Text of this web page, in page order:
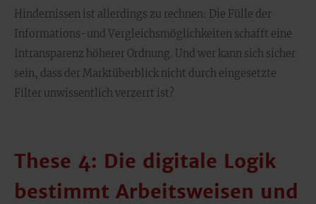
Hindernissen ist allerdings zu rechnen: Die Fülle der
Informations-und Vergleichsmöglichkeiten schafft eine
Intransparenz höherer Ordnung. Und wer kann sich sicher
sein, dass der Marktüberblick nicht durch eingesetzte
Filter unwissentlich verzerrt ist?
These 4: Die digitale Logik
bestimmt Arbeitsweisen und